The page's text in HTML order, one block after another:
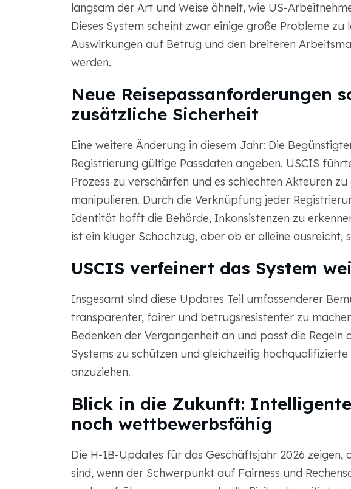
langsam der Art und Weise ähnelt, wie US-
Dieses System scheint zwar einige große Probleme
Auswirkungen auf Betrug und den breiteren
werden.
Neue Reisepassanforderungen
zusätzliche Sicherheit
Eine weitere Änderung in diesem Jahr: Die
Registrierung gültige Passdaten angeben. USCIS
Prozess zu verschärfen und es schlechten Akteuren
manipulieren. Durch die Verknüpfung jeder
Identität hofft die Behörde, Inkonsistenzen zu
ist ein kluger Schachzug, aber ob er alleine ausreicht,
USCIS verfeinert das System
Insgesamt sind diese Updates Teil umfassenderer
transparenter, fairer und betrugsresistenter zu
Bedenken der Vergangenheit an und passt die
Systems zu schützen und gleichzeitig
anzuziehen.
Blick in die Zukunft:
noch wettbewerbsfähig
Die H-1B-Updates für das Geschäftsjahr 2026
sind, wenn der Schwerpunkt auf Fairness und